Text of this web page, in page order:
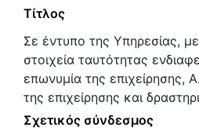
Τίτλος
Σε έντυπο της Υπηρεσίας,
στοιχεία ταυτότητας
επωνυμία της επιχείρησης,
της επιχείρησης και
Σχετικός σύνδεσμος